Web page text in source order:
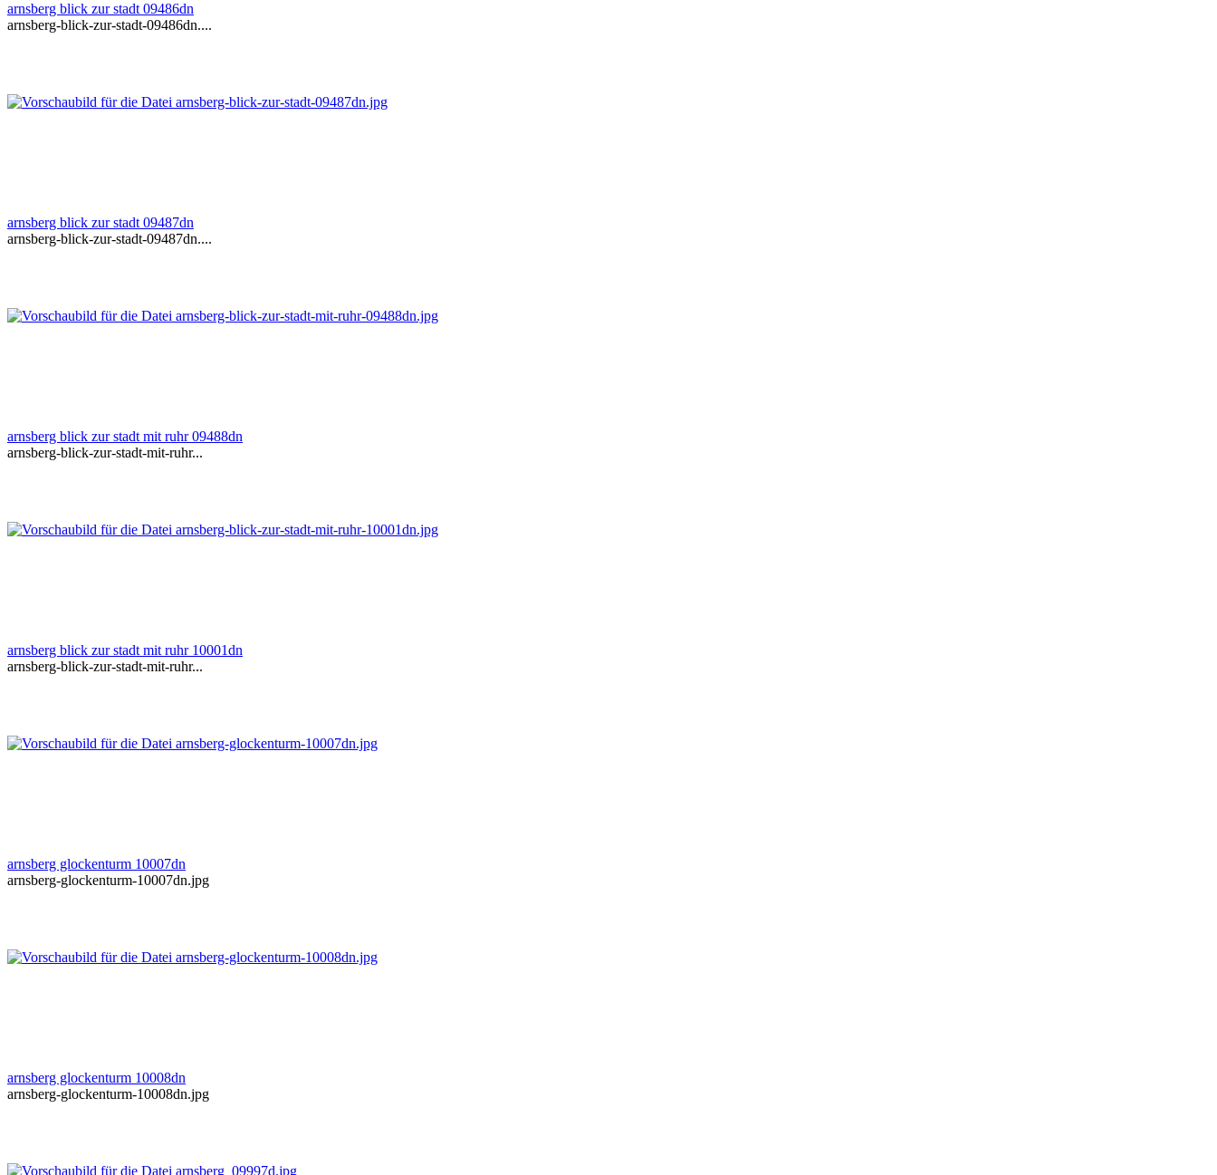
arnsberg blick zur stadt 09486dn
arnsberg-blick-zur-stadt-09486dn....
arnsberg blick zur stadt 09487dn
arnsberg-blick-zur-stadt-09487dn....
arnsberg blick zur stadt mit ruhr 09488dn
arnsberg-blick-zur-stadt-mit-ruhr...
arnsberg blick zur stadt mit ruhr 10001dn
arnsberg-blick-zur-stadt-mit-ruhr...
arnsberg glockenturm 10007dn
arnsberg-glockenturm-10007dn.jpg
arnsberg glockenturm 10008dn
arnsberg-glockenturm-10008dn.jpg